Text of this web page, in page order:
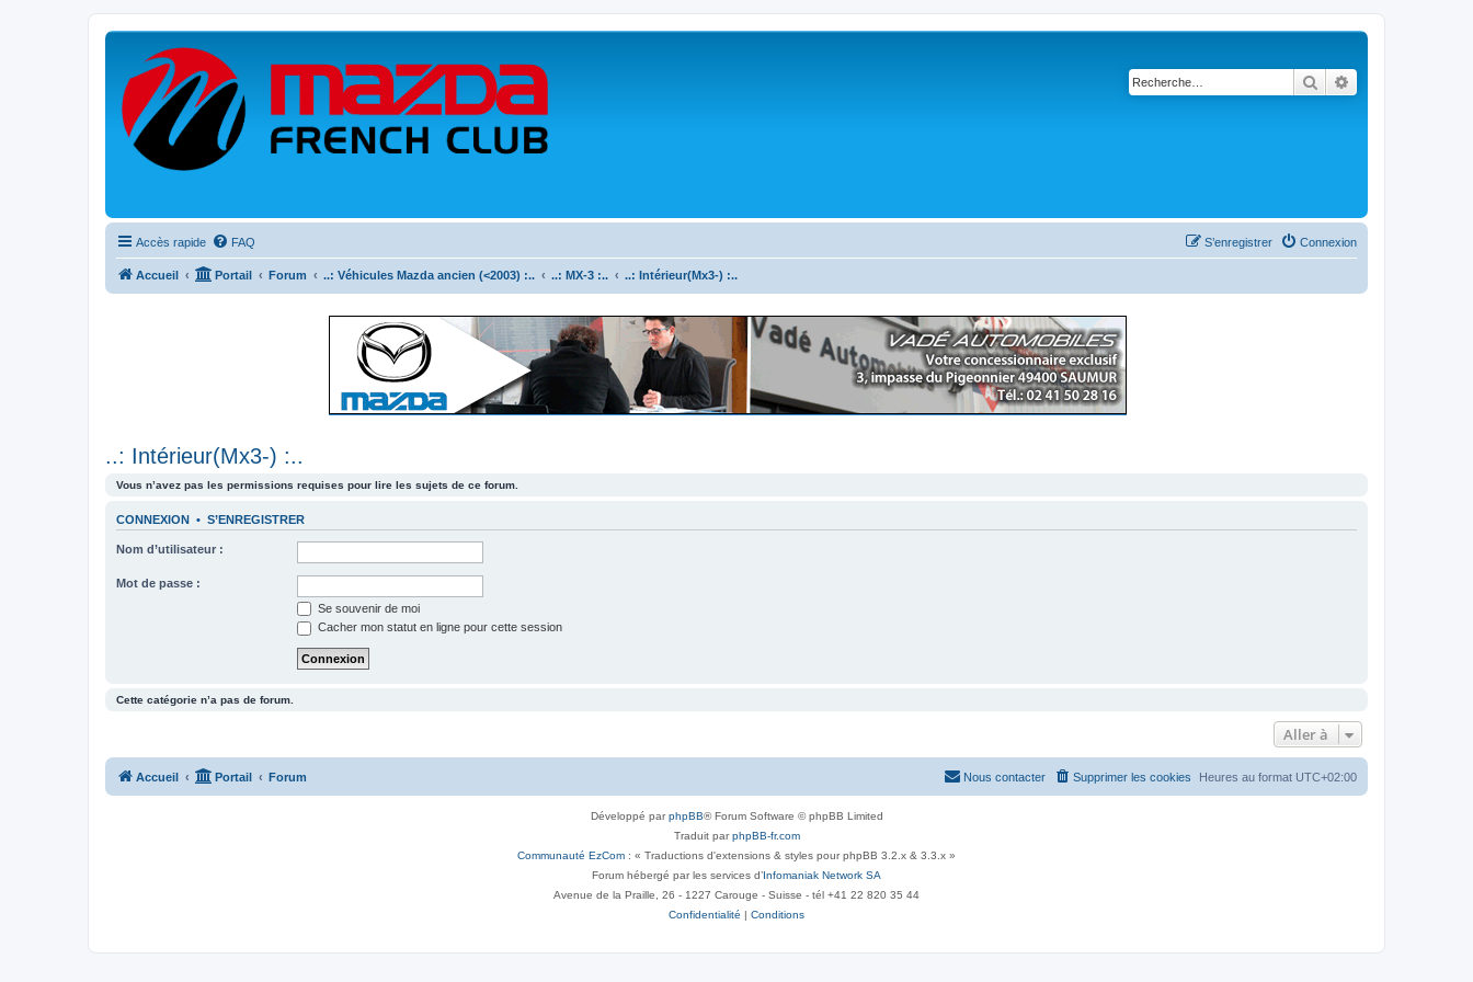
Rechercher
Accès rapide FAQ Connexion
S’enregistrer
Accueil Portail Forum ..: Véhicules Mazda ancien (<2003) :.. ..: MX-3 :.. ..: Intérieur(Mx3-) :..
..: Intérieur(Mx3-) :..
Vous n’avez pas les permissions requises pour lire les sujets de ce forum.
CONNEXION • S’ENREGISTRER
Nom d’utilisateur :
Mot de passe :
Se souvenir de moi
Cacher mon statut en ligne pour cette session
Cette catégorie n’a pas de forum.
Aller à
Accueil Portail Forum Heures au format UTC+02:00
Supprimer les cookies
Nous contacter
Développé parphpBB® Forum Software © phpBB Limited
Traduit parphpBB-fr.com
Communauté EzCom : « Traductions d'extensions & styles pour phpBB 3.2.x & 3.3.x »
Forum hébergé par les services d’Infomaniak Network SA
Avenue de la Praille, 26 - 1227 Carouge - Suisse - tél +41 22 820 35 44
Confidentialité | Conditions